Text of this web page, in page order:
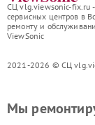
СЦ vlg.viewsonic-fix.ru -
сервисных центров в
ремонту и
ViewSonic
2021-2026 © СЦ
Мы